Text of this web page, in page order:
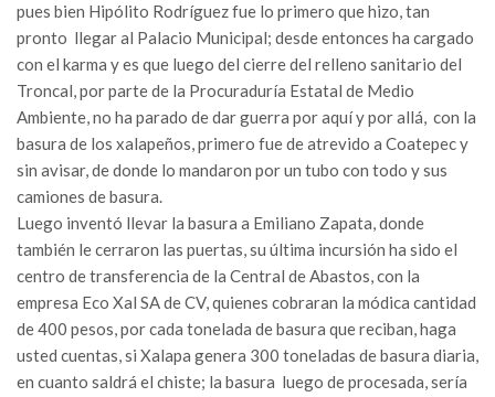
pues bien Hipólito Rodríguez fue lo primero que hizo, tan
pronto llegar al Palacio Municipal; desde entonces ha cargado
con el karma y es que luego del cierre del relleno sanitario del
Troncal, por parte de la Procuraduría Estatal de Medio
Ambiente, no ha parado de dar guerra por aquí y por allá, con la
basura de los xalapeños, primero fue de atrevido a Coatepec y
sin avisar, de donde lo mandaron por un tubo con todo y sus
camiones de basura.
Luego inventó llevar la basura a Emiliano Zapata, donde
también le cerraron las puertas, su última incursión ha sido el
centro de transferencia de la Central de Abastos, con la
empresa Eco Xal SA de CV, quienes cobraran la módica cantidad
de 400 pesos, por cada tonelada de basura que reciban, haga
usted cuentas, si Xalapa genera 300 toneladas de basura diaria,
en cuanto saldrá el chiste; la basura luego de procesada, sería